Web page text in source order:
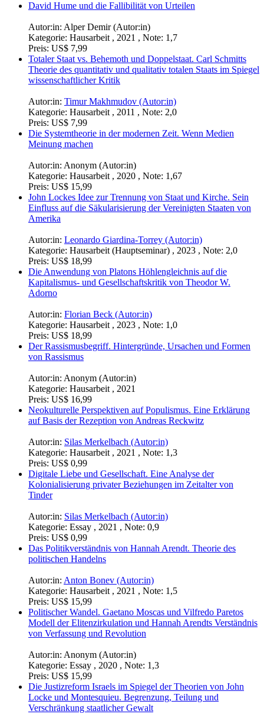
Preis: US$ 6,99
Analyse und Interpretation des Höhlengleichnisses mit
Schwerpunkt auf dem platonischen Bildungsverständnis
Kategorie:Hausarbeit , 2022 , Note: 2,0
Preis:US$ 15,99
David Hume und die Fallibilität von Urteilen
Autor:in: Alper Demir (Autor:in)
Preis:US$ 7,99
Totaler Staat vs. Behemoth und Doppelstaat. Carl Schmitts
Theorie des quantitativ und qualitativ totalen Staats im Spiegel
wissenschaftlicher Kritik
Autor:in: Timur Makhmudov (Autor:in)
Kategorie: Hausarbeit , 2011 , Note: 2,0
Preis: US$ 7,99
Die Systemtheorie in der modernen Zeit. Wenn Medien
Meinung machen
Autor:in: Anonym (Autor:in)
Kategorie: Hausarbeit , 2020 , Note: 1,67
Preis: US$ 15,99
John Lockes Idee zur Trennung von Staat und Kirche. Sein
Einfluss auf die Säkularisierung der Vereinigten Staaten von
Autor:in:Leonardo Giardina-Torrey (Autor:in)
Kategorie:Hausarbeit (Hauptseminar) , 2023 , Note: 2,0
Die Anwendung von Platons Höhlengleichnis auf die
Kapitalismus- und Gesellschaftskritik von Theodor W.
Adorno
Kategorie:Hausarbeit , 2023 , Note: 1,0
Preis:US$ 18,99
Der Rassismusbegriff. Hintergründe, Ursachen und Formen
von Rassismus
Autor:in: Anonym (Autor:in)
Kategorie: Hausarbeit , 2021
Preis: US$ 16,99
Neokulturelle Perspektiven auf Populismus. Eine Erklärung
auf Basis der Rezeption von Andreas Reckwitz
Autor:in:Silas Merkelbach (Autor:in)
Kategorie: Hausarbeit , 2021 , Note: 1,3
Preis: US$ 0,99
Digitale Liebe und Gesellschaft. Eine Analyse der
Kolonialisierung privater Beziehungen im Zeitalter von
Tinder